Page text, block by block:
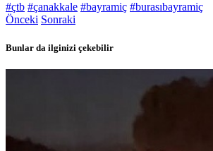
#çtb #çanakkale #bayramiç #burasıbayramiç
Önceki Sonraki
Bunlar da ilginizi çekebilir